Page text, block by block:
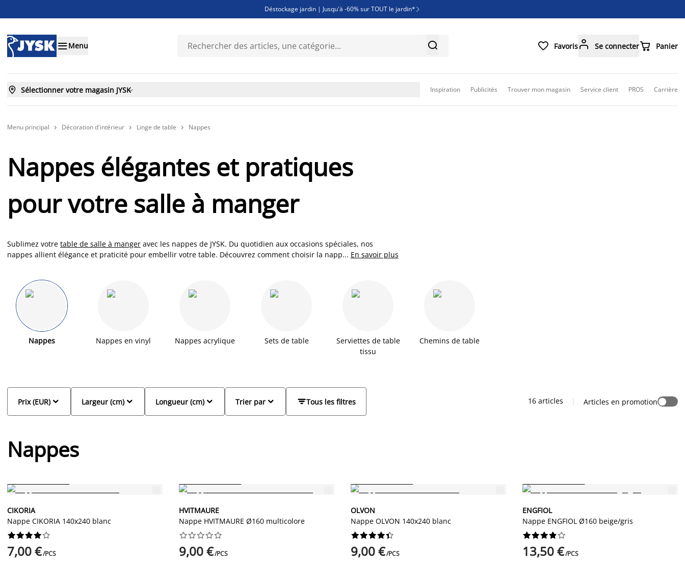
Déstockage jardin | Jusqu'à -60% sur TOUT le jardin* 
Découvrez les nouveautés de la collection
Menu   Favoris Se connecter Panier
 Sélectionner votre magasin JYSK Inspiration Publicités Trouver mon magasin Service client PROS Carrière
Menu principal  Décoration d'intérieur  Linge de table  Nappes
Nappes élégantes et pratiques
pour votre salle à manger
Sublimez votre table de salle à manger avec les nappes de JYSK. Du quotidien aux occasions spéciales, nos
nappes allient élégance et praticité pour embellir votre table. Découvrez comment choisir la nappe idéale pour
... En savoir plus
Nappes Nappes en vinyl Nappes acrylique Sets de table
Serviettes de table
tissu
Chemins de table

Prix (EUR) 
Largeur (cm) 
Longueur (cm) Tous les filtres

Trier par 16 articles | Articles en promotion
Nappes
CIKORIA
Nappe CIKORIA 140x240 blanc






7,00 €/PCS
HVITMAURE
Nappe HVITMAURE Ø160 multicolore






9,00 €/PCS
OLVON
Nappe OLVON 140x240 blanc






9,00 €/PCS
ENGFIOL
Nappe ENGFIOL Ø160 beige/gris






13,50 €/PCS